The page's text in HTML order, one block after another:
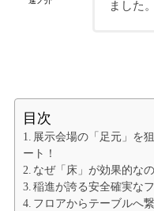
ました。
目次
展示会場の「足元」を
ート！
なぜ「床」が効果的な
稲進が誇る安全確実な
フロアからテーブルへ